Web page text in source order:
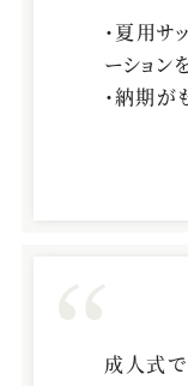
・夏用サ
ーション
・納期が
成人式